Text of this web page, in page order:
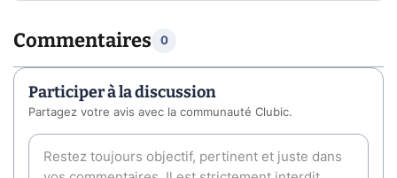
Commentaires 0
Participer à la discussion
Partagez votre avis avec la communauté Clubic.